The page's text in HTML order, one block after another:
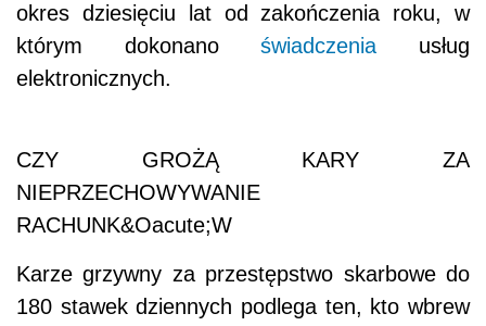
okres dziesięciu lat od zakończenia roku, w
którym dokonanoświadczenia usług
elektronicznych.
CZY GROŻĄ KARY ZA
NIEPRZECHOWYWANIE
RACHUNK&Oacute;W
Karze grzywny za przestępstwo skarbowe do
180 stawek dziennych podlega ten, kto wbrew